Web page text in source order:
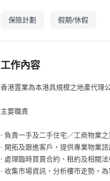
保險計劃 假期/休假
工作內容
香港置業為本港具規模之地產代理
主要職責
· 負責一手及二手住宅／工商物業
· 開拓及跟進客戶，提供專業物業
· 處理臨時買賣合約、租約及相關
· 收集市場資訊，分析樓市走勢，